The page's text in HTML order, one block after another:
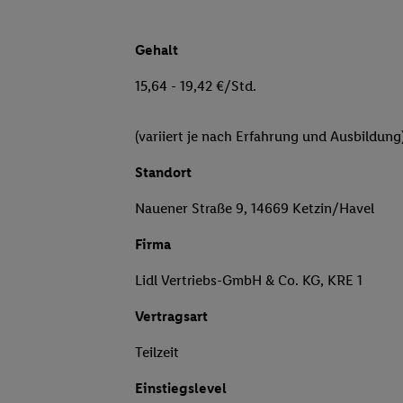
Gehalt
15,64 - 19,42 €/Std.
(variiert je nach Erfahrung und
Standort
Nauener Straße 9, 14669 Ketzin/Havel
Firma
Lidl Vertriebs-GmbH & Co. KG, KRE 1
Vertragsart
Teilzeit
Einstiegslevel